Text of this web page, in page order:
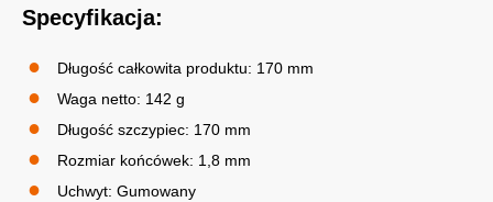
Specyfikacja:
Długość całkowita produktu: 170 mm
Waga netto: 142 g
Długość szczypiec: 170 mm
Rozmiar końcówek: 1,8 mm
Uchwyt: Gumowany